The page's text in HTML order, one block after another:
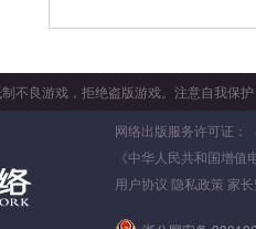
不良游戏，拒绝盗版游戏。注意自我保
网络出版服务许可证：
《中华人民共和国增
用户协议 隐私政策 家